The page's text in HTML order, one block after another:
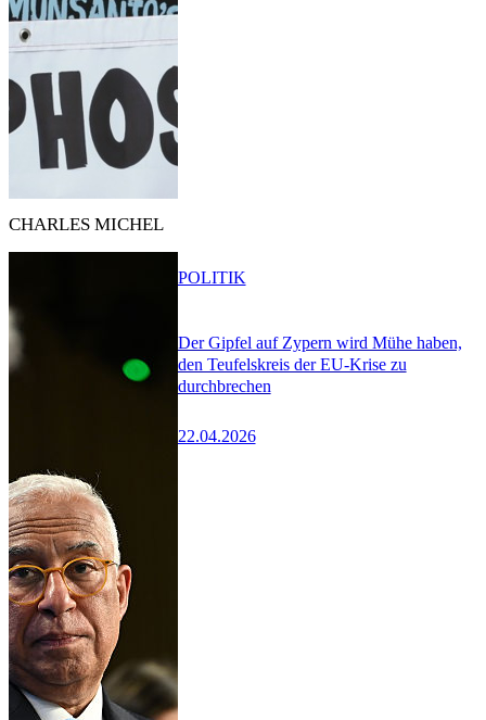
CHARLES MICHEL
Der Gipfel auf Zypern wird Mühe haben,
den Teufelskreis der EU-Krise zu
durchbrechen
22.04.2026
POLITIK